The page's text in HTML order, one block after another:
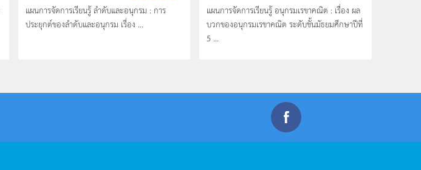
แผนการจัดการเรียนรู้ ลำดับและอนุกรม : การ
ประยุกต์ของลำดับและอนุกรม เรื่อง ...
แผนการจัดการเรียนรู้ อนุกรมเรขาคณิต : เรื่อง ผล
บวกของอนุกรมเรขาคณิต ระดับชั้นมัธยมศึกษาปีที่
5 ...